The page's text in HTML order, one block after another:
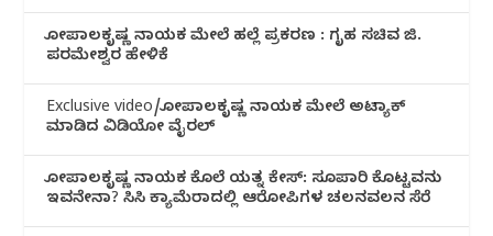
ಗೋಪಾಲಕೃಷ್ಣ ನಾಯಕ ಮೇಲೆ ಹಲ್ಲೆ ಪ್ರಕರಣ : ಗೃಹ ಸಚಿವ ಜಿ.
ಪರಮೇಶ್ವರ ಹೇಳಿಕೆ
Exclusive video/ಗೋಪಾಲಕೃಷ್ಣ ನಾಯಕ ಮೇಲೆ ಅಟ್ಯಾಕ್
ಮಾಡಿದ ವಿಡಿಯೋ ವೈರಲ್
ಗೋಪಾಲಕೃಷ್ಣ ನಾಯಕ ಕೊಲೆ ಯತ್ನ ಕೇಸ್: ಸೂಪಾರಿ ಕೊಟ್ಟವನು
ಇವನೇನಾ? ಸಿಸಿ ಕ್ಯಾಮೆರಾದಲ್ಲಿ ಆರೋಪಿಗಳ ಚಲನವಲನ ಸೆರೆ